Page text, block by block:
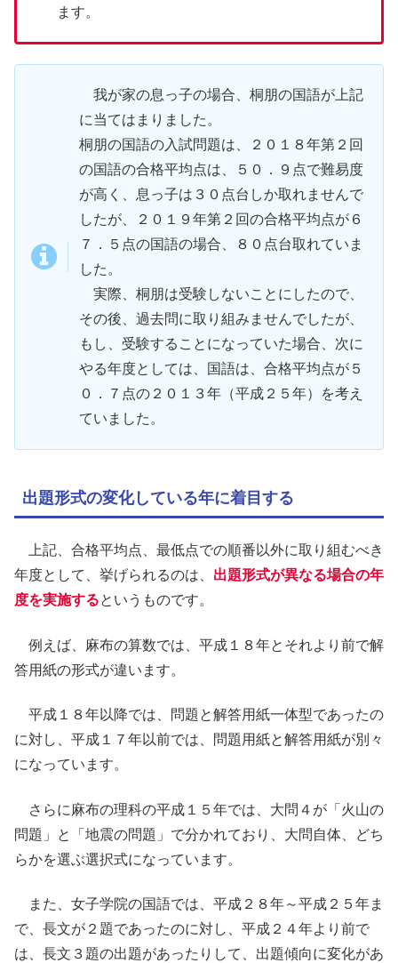
ます。
我が家の息っ子の場合、桐朋の国語が上記
に当てはまりました。
桐朋の国語の入試問題は、２０１８年第２回
の国語の合格平均点は、５０．９点で難易度
が高く、息っ子は３０点台しか取れませんで
したが、２０１９年第２回の合格平均点が６
７．５点の国語の場合、８０点台取れていま
した。
実際、桐朋は受験しないことにしたので、
その後、過去問に取り組みませんでしたが、
もし、受験することになっていた場合、次に
やる年度としては、国語は、合格平均点が５
０．７点の２０１３年（平成２５年）を考え
ていました。
出題形式の変化している年に着目する
上記、合格平均点、最低点での順番以外に取り組むべき
年度として、挙げられるのは、 出題形式が異なる場合の年
度を実施するというものです。
例えば、麻布の算数では、平成１８年とそれより前で解
答用紙の形式が違います。
平成１８年以降では、問題と解答用紙一体型であったの
に対し、平成１７年以前では、問題用紙と解答用紙が別々
になっています。
さらに麻布の理科の平成１５年では、大問４が「火山の
問題」と「地震の問題」で分かれており、大問自体、どち
らかを選ぶ選択式になっています。
また、女子学院の国語では、平成２８年～平成２５年ま
で、長文が２題であったのに対し、平成２４年より前で
は、長文３題の出題があったりして、出題傾向に変化があ